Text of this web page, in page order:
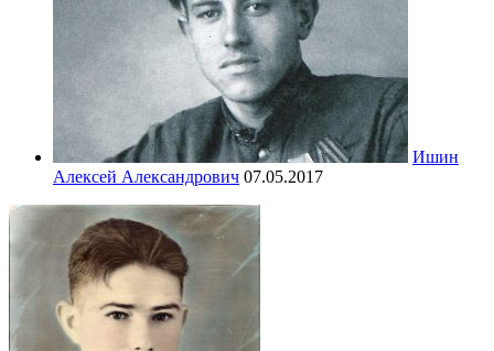
Ишин
Алексей Александрович 07.05.2017